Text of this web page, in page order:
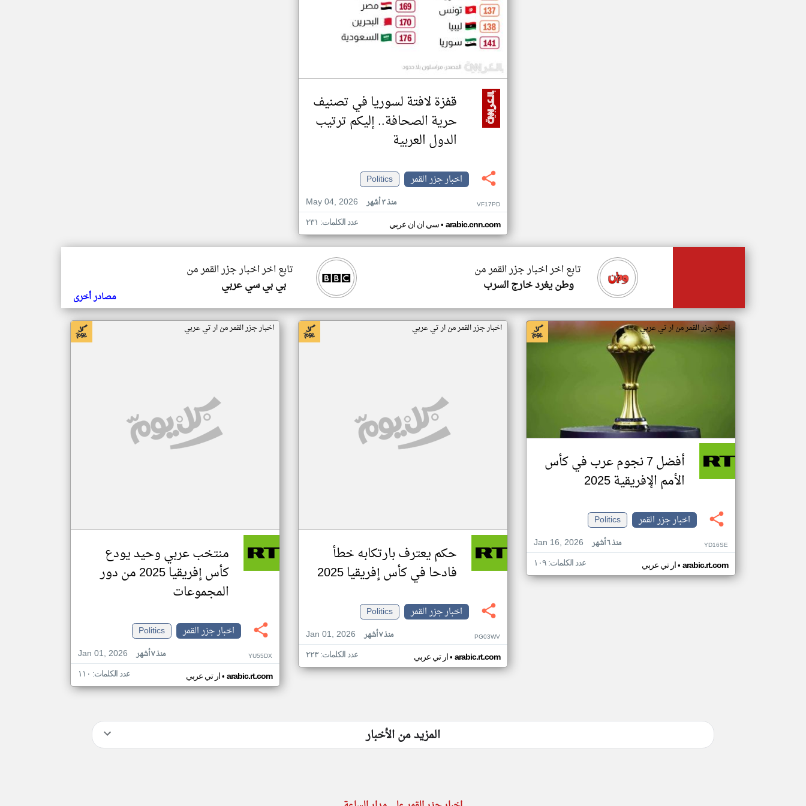
قفزة لافتة لسوريا في تصنيف
حرية الصحافة.. إليكم ترتيب
الدول العربية
اخبار جزر القمر
Politics
May 04, 2026
منذ ٣ أشهر VF17PD
سي ان ان عربي• arabic.cnn.com عدد الكلمات: ٢٣١
تابع اخر اخبار جزر القمر من
بي بي سي عربي
تابع اخر اخبار جزر القمر من
وطن يغرد خارج السرب
مصادر أخرى
اخبار جزر القمر من ار تي عربي
أفضل 7 نجوم عرب في كأس
الأمم الإفريقية 2025
اخبار جزر القمر
Politics
Jan 16, 2026
منذ ٦ أشهر YD16SE
ار تي عربي• arabic.rt.com عدد الكلمات: ١٠٩
اخبار جزر القمر من ار تي عربي
حكم يعترف بارتكابه خطأ
فادحا في كأس إفريقيا 2025
اخبار جزر القمر
Politics
Jan 01, 2026
منذ ٧ أشهر PG03WV
ار تي عربي• arabic.rt.com عدد الكلمات: ٢٢٣
اخبار جزر القمر من ار تي عربي
منتخب عربي وحيد يودع
كأس إفريقيا 2025 من دور
المجموعات
اخبار جزر القمر
Politics
Jan 01, 2026
منذ ٧ أشهر YU55DX
ار تي عربي• arabic.rt.com عدد الكلمات: ١١٠
المزيد من الأخبار